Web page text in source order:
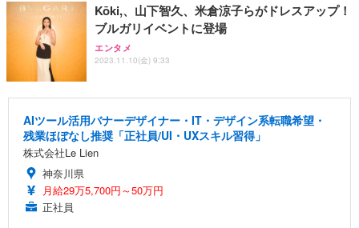
Kōki,、山下智久、米倉涼子らがドレスアップ！
ブルガリイベントに登場
エンタメ
2023.11.10(金) 9:33
AIツール活用バナーデザイナー・IT・デザイン系転職希望・
残業ほぼなし推奨「正社員/UI・UXスキル習得」
株式会社Le Lien
神奈川県
月給29万5,700円～50万円
正社員